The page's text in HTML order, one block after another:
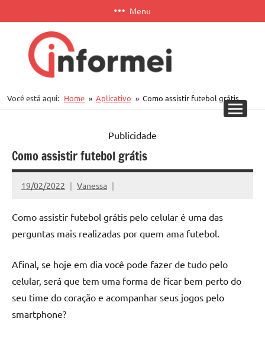
para
conteúdo
Menu
APP
Você está aqui: Home Aplicativo Como assistir futebol grátis
Publicidade
Como assistir futebol grátis
19/02/2022 Vanessa
Como assistir futebol grátis pelo celular é uma das
perguntas mais realizadas por quem ama futebol.
Afinal, se hoje em dia você pode fazer de tudo pelo
celular, será que tem uma forma de ficar bem perto do
seu time do coração e acompanhar seus jogos pelo
smartphone?